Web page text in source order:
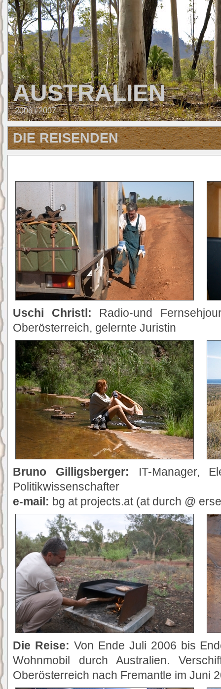
AUSTRALIEN
2006 / 2007
DIE REISENDEN
Uschi Christl: Radio-und
Oberösterreich, gelernte Juristin
Bruno Gilligsberger: IT-Manager,
Politikwissenschafter
e-mail: bg at projects.at (at durch @
Die Reise: Von Ende Juli 2006 bis
Wohnmobil durch Australien.
Oberösterreich nach Fremantle im Juni